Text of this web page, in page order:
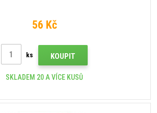
56 Kč
ks KOUPIT
SKLADEM 20 A VÍCE KUSŮ